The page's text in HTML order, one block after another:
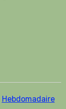
Hebdomadaire